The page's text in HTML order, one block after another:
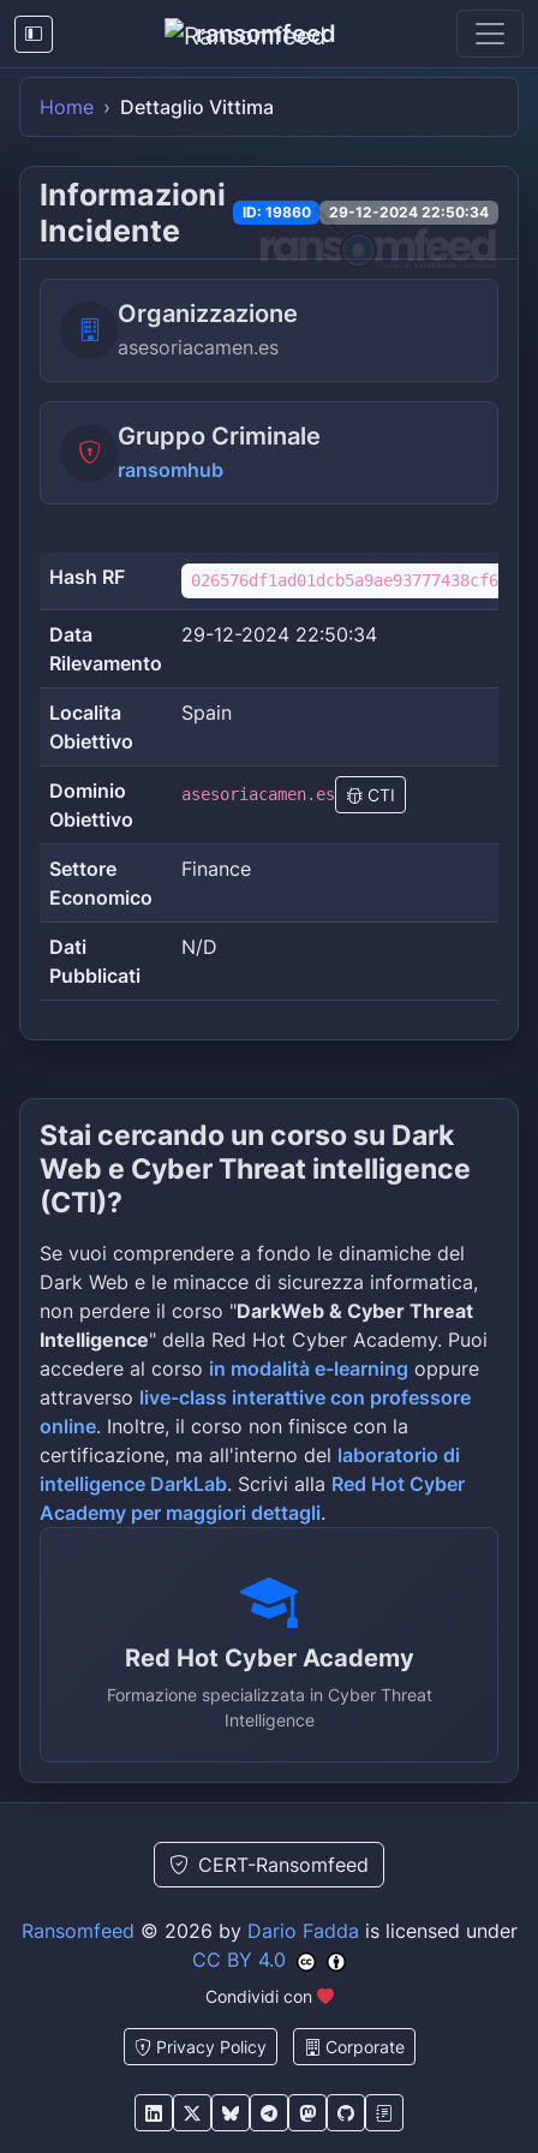
ransomfeed
Home Dettaglio Vittima
Informazioni
Incidente
ID: 19860 29-12-2024 22:50:34
Organizzazione
asesoriacamen.es
Gruppo Criminale
ransomhub
Hash RF
Data
Rilevamento
29-12-2024 22:50:34
Localita
Obiettivo
Spain
Dominio
Obiettivo
asesoriacamen.es CTI
Settore
Economico
Finance
Dati
Pubblicati
N/D
Stai cercando un corso su Dark
Web e Cyber Threat intelligence
(CTI)?
Se vuoi comprendere a fondo le dinamiche del
Dark Web e le minacce di sicurezza informatica,
non perdere il corso "DarkWeb & Cyber Threat
Intelligence" della Red Hot Cyber Academy. Puoi
accedere al corso in modalità e-learning oppure
attraverso live-class interattive con professore
online. Inoltre, il corso non finisce con la
certificazione, ma all'interno del laboratorio di
intelligence DarkLab. Scrivi alla Red Hot Cyber
Academy per maggiori dettagli.
Red Hot Cyber Academy
Formazione specializzata in Cyber Threat
Intelligence
CERT-Ransomfeed
Ransomfeed © 2026 by Dario Fadda is licensed under
CC BY 4.0
Condividi con
Privacy Policy Corporate